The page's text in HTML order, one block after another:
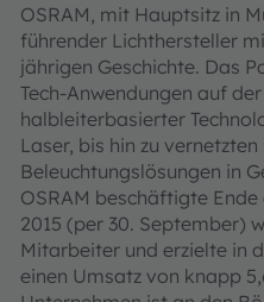
OSRAM, mit Hauptsitz in
führender Lichthersteller
jährigen Geschichte. Das
Tech-Anwendungen auf
halbleiterbasierter
Laser, bis hin zu
Beleuchtungslösungen in
OSRAM beschäftigte
2015 (per 30. September)
Mitarbeiter und erzielte in
einen Umsatz von knapp